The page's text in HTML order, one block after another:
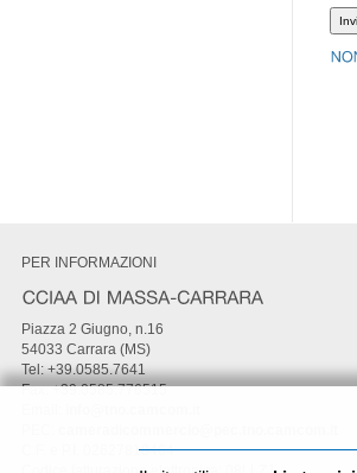
PER INFORMAZIONI
Piazza 2 Giugno, n.16
54033 Carrara (MS)
Tel: +39.0585.7641
Fax: +39.0585.776515
C.F. e P.I. 02627810464